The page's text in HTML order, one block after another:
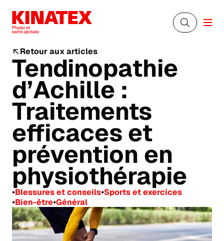
Retour aux articles
Tendinopathie
d’Achille :
Traitements
efficaces et
prévention en
physiothérapie
•Blessures et conseils•Sports et exercices
•Bien-être•Général